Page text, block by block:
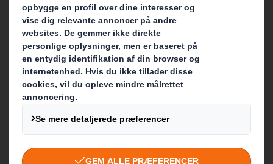
Display
POS materialer
Køb online
Kontakt os
Her finder du os
Tilmeld nyhedsbrev